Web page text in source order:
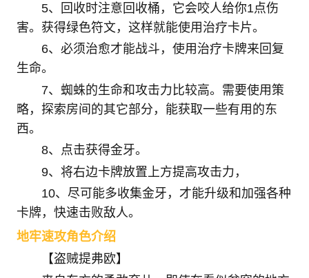
5、回收时注意回收桶，它会咬人给你1点伤
害。获得绿色符文，这样就能使用治疗卡片。
6、必须治愈才能战斗，使用治疗卡牌来回复
生命。
7、蜘蛛的生命和攻击力比较高。需要使用策
略，探索房间的其它部分，能获取一些有用的东
西。
8、点击获得金牙。
9、将右边卡牌放置上方提高攻击力，
10、尽可能多收集金牙，才能升级和加强各种
卡牌，快速击败敌人。
地牢速攻角色介绍
【盗贼提弗欧】